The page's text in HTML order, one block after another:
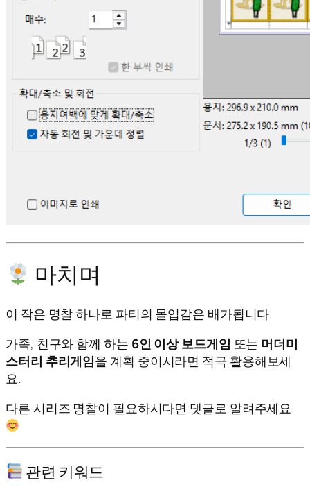
마치며
이 작은 명찰 하나로 파티의 몰입감은 배가됩니다.
가족, 친구와 함께 하는 6인 이상 보드게임 또는 머더미
스터리 추리게임을 계획 중이시라면 적극 활용해보세
요.
다른 시리즈 명찰이 필요하시다면 댓글로 알려주세요
관련 키워드